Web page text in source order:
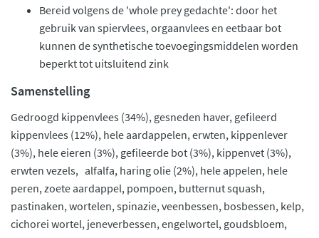
Bereid volgens de 'whole prey gedachte': door het
gebruik van spiervlees, orgaanvlees en eetbaar bot
kunnen de synthetische toevoegingsmiddelen worden
beperkt tot uitsluitend zink
Samenstelling
Gedroogd kippenvlees (34%), gesneden haver, gefileerd
kippenvlees (12%), hele aardappelen, erwten, kippenlever
(3%), hele eieren (3%), gefileerde bot (3%), kippenvet (3%),
erwten vezels, alfalfa, haring olie (2%), hele appelen, hele
peren, zoete aardappel, pompoen, butternut squash,
pastinaken, wortelen, spinazie, veenbessen, bosbessen, kelp,
cichorei wortel, jeneverbessen, engelwortel, goudsbloem,